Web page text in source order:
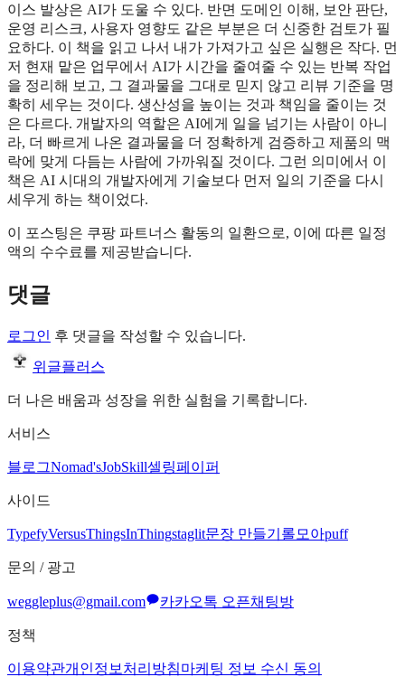
이스 발상은 AI가 도울 수 있다. 반면 도메인 이해, 보안 판단,
운영 리스크, 사용자 영향도 같은 부분은 더 신중한 검토가 필
요하다. 이 책을 읽고 나서 내가 가져가고 싶은 실행은 작다. 먼
저 현재 맡은 업무에서 AI가 시간을 줄여줄 수 있는 반복 작업
을 정리해 보고, 그 결과물을 그대로 믿지 않고 리뷰 기준을 명
확히 세우는 것이다. 생산성을 높이는 것과 책임을 줄이는 것
은 다르다. 개발자의 역할은 AI에게 일을 넘기는 사람이 아니
라, 더 빠르게 나온 결과물을 더 정확하게 검증하고 제품의 맥
락에 맞게 다듬는 사람에 가까워질 것이다. 그런 의미에서 이
책은 AI 시대의 개발자에게 기술보다 먼저 일의 기준을 다시
세우게 하는 책이었다.
이 포스팅은 쿠팡 파트너스 활동의 일환으로, 이에 따른 일정
액의 수수료를 제공받습니다.
댓글
로그인 후 댓글을 작성할 수 있습니다.
위글플러스
더 나은 배움과 성장을 위한 실험을 기록합니다.
서비스
블로그Nomad'sJobSkill셀링페이퍼
사이드
TypefyVersusThingsInThingstaglit문장 만들기 롤모아puff
문의 / 광고
weggleplus@gmail.com 카카오톡 오픈채팅방
정책
이용약관개인정보처리방침마케팅 정보 수신 동의